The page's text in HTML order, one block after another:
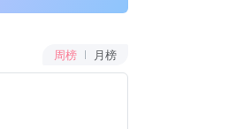
周榜 月榜